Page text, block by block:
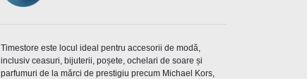
Timestore este locul ideal pentru accesorii de modă,
inclusiv ceasuri, bijuterii, poșete, ochelari de soare și
parfumuri de la mărci de prestigiu precum Michael Kors,